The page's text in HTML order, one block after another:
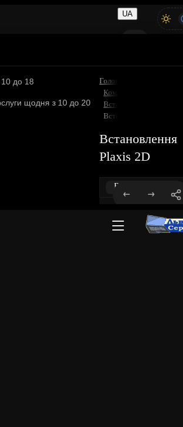
до 18
щодня з 10 до 20
UA
Головна
Комп'ютерні послуги
Встановлення
Встановлення Plaxis 2D
Встановлення
Plaxis 2D
Все про товар